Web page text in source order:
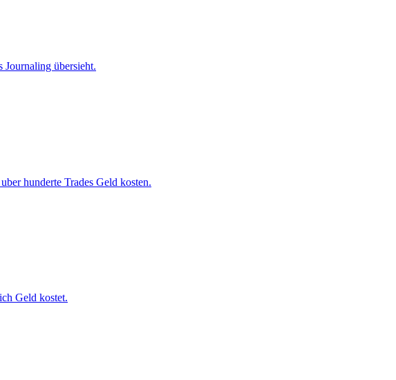
Journaling übersieht.
hunderte Trades Geld kosten.
Geld kostet.